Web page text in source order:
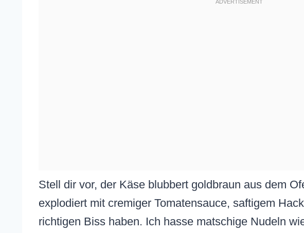
Stell dir vor, der Käse blubbert goldbraun aus dem
explodiert mit cremiger Tomatensauce, saftigem
richtigen Biss haben. Ich hasse matschige Nudeln